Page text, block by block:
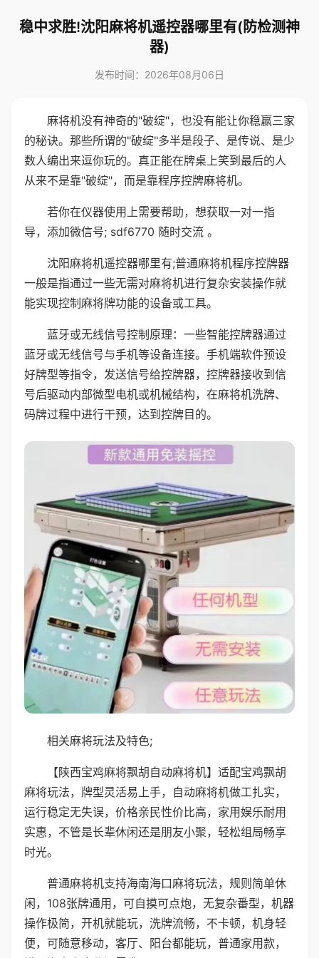
稳中求胜!沈阳麻将机遥控器哪里有(防检测神
器)
发布时间：2026年08月06日
麻将机没有神奇的"破绽"，也没有能让你稳赢三家
的秘诀。那些所谓的"破绽"多半是段子、是传说、是少
数人编出来逗你玩的。真正能在牌桌上笑到最后的人
从来不是靠"破绽"，而是靠程序控牌麻将机。
若你在仪器使用上需要帮助，想获取一对一指
导，添加微信号; sdf6770 随时交流 。
沈阳麻将机遥控器哪里有;普通麻将机程序控牌器
一般是指通过一些无需对麻将机进行复杂安装操作就
能实现控制麻将牌功能的设备或工具。
蓝牙或无线信号控制原理：一些智能控牌器通过
蓝牙或无线信号与手机等设备连接。手机端软件预设
好牌型等指令，发送信号给控牌器，控牌器接收到信
号后驱动内部微型电机或机械结构，在麻将机洗牌、
码牌过程中进行干预，达到控牌目的。
相关麻将玩法及特色;
【陕西宝鸡麻将飘胡自动麻将机】适配宝鸡飘胡
麻将玩法，牌型灵活易上手，自动麻将机做工扎实，
运行稳定无失误，价格亲民性价比高，家用娱乐耐用
实惠，不管是长辈休闲还是朋友小聚，轻松组局畅享
时光。
普通麻将机支持海南海口麻将玩法，规则简单休
闲，108张牌通用，可自摸可点炮，无复杂番型，机器
操作极简，开机就能玩，洗牌流畅，不卡顿，机身轻
便，可随意移动，客厅、阳台都能玩，普通家用款，